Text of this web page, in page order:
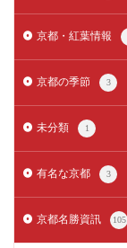
京都・紅葉情報
京都の季節 3
未分類 1
有名な京都 3
京都名勝資訊 105